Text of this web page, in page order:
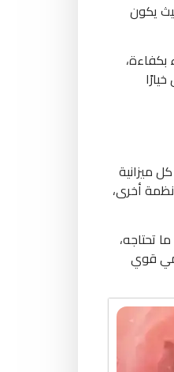
يكون
ميزانية
أخرى،
تحتاجه،
قوي